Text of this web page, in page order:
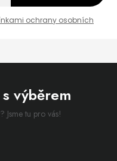
ochrany osobních
výběrem
Jsme tu pro vás!